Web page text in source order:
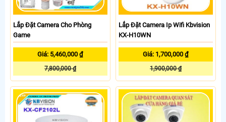
Lắp Đặt Camera Cho Phòng
Game
Giá: 5,460,000 ₫
7,800,000 ₫
Lắp Đặt Camera Ip Wifi Kbvision
KX-H10WN
Giá: 1,700,000 ₫
1,900,000 ₫